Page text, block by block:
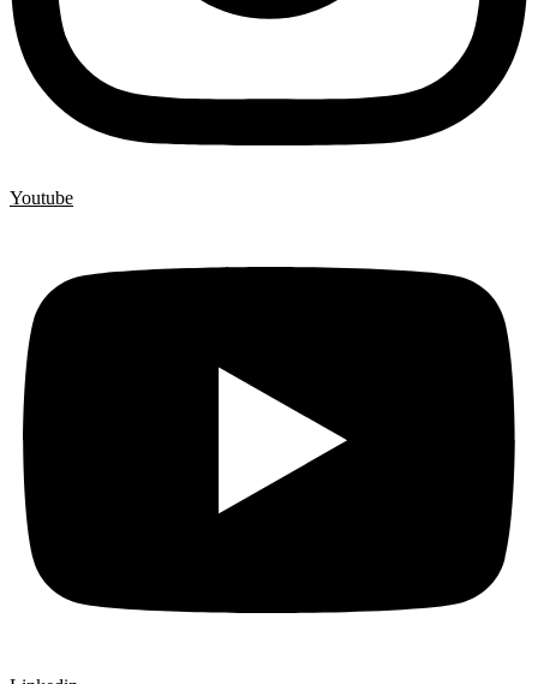
Youtube